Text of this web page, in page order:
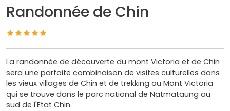
Randonnée de Chin
La randonnée de découverte du mont Victoria et de Chin
sera une parfaite combinaison de visites culturelles dans
les vieux villages de Chin et de trekking au Mont Victoria
qui se trouve dans le parc national de Natmataung au
sud de l'Etat Chin.